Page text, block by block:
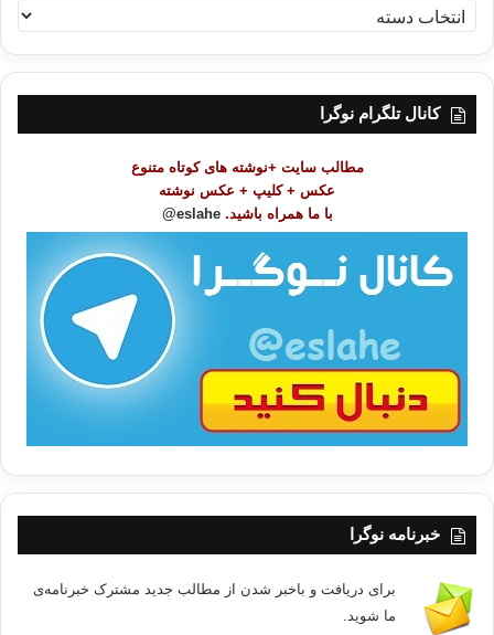
ه
ر
کانال تلگرام نوگرا
مطالب سایت +نوشته های کوتاه متنوع
عکس + کلیپ + عکس نوشته
با ما همراه باشید. eslahe@
خبرنامه نوگرا
برای دریافت و باخبر شدن از مطالب جدید مشترک خبرنامه‌ی
ما شوید.